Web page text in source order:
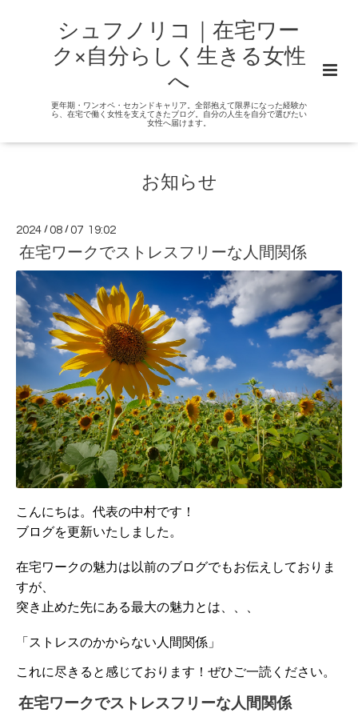
シュフノリコ｜在宅ワー
ク×自分らしく生きる女性
へ
更年期・ワンオペ・セカンドキャリア。全部抱えて限界になった経験か
ら、在宅で働く女性を支えてきたブログ。自分の人生を自分で選びたい
女性へ届けます。
お知らせ
2024 /08 /07 19:02
在宅ワークでストレスフリーな人間関係
こんにちは。代表の中村です！
ブログを更新いたしました。
在宅ワークの魅力は以前のブログでもお伝えしておりま
すが、
突き止めた先にある最大の魅力とは、、、
「ストレスのかからない人間関係」
これに尽きると感じております！ ぜひご一読ください。
在宅ワークでストレスフリーな人間関係